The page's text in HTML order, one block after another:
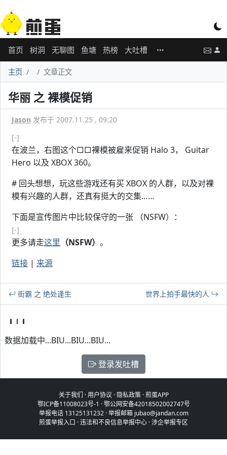
首页 树洞 无聊图 鱼塘 热榜 大吐槽
主页 文章正文
华丽 之 裸模促销
Jason 发布于 2007.11.25 , 09:20
[-]
在波兰，右图这个□□裸模被雇来促销 Halo 3， Guitar
Hero 以及 XBOX 360。
# 回头想想，玩这些游戏还有买 XBOX 的人群，以及对裸
模有兴趣的人群，还真有挺大的交集……
下面是宣传图片中比较保守的一张 （NSFW）：
[-]
更多请走这里 （NSFW） 。
链接 | 来源
街霸 之 绝处逢生 世界上拍手最快的人
数据加载中...BIU...BIU...BIU...
登录发吐槽
关于我们 ·用户协议 · 隐私政策·煎蛋APP
鄂ICP备11008023号-1 ·鄂公网安备42018502002747号
举报电话 13125131232 · 举报邮箱 jubao@jandan.com
煎蛋举报入口 ·违法和不良信息举报中心 ·涉企举报专区